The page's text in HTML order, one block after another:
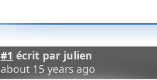
#1 écrit par julien
about 15 years ago